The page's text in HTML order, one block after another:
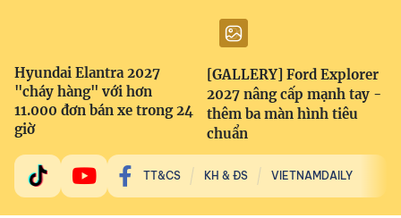
Hyundai Elantra 2027
"cháy hàng" với hơn
11.000 đơn bán xe trong 24
giờ
[GALLERY] Ford Explorer
2027 nâng cấp mạnh tay -
thêm ba màn hình tiêu
chuẩn
TT&CS KH & ĐS VIETNAMDAILY